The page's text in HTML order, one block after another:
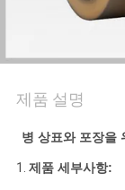
주
세
제품 설명
병 상표와 포장을
1. 제품 세부사항: